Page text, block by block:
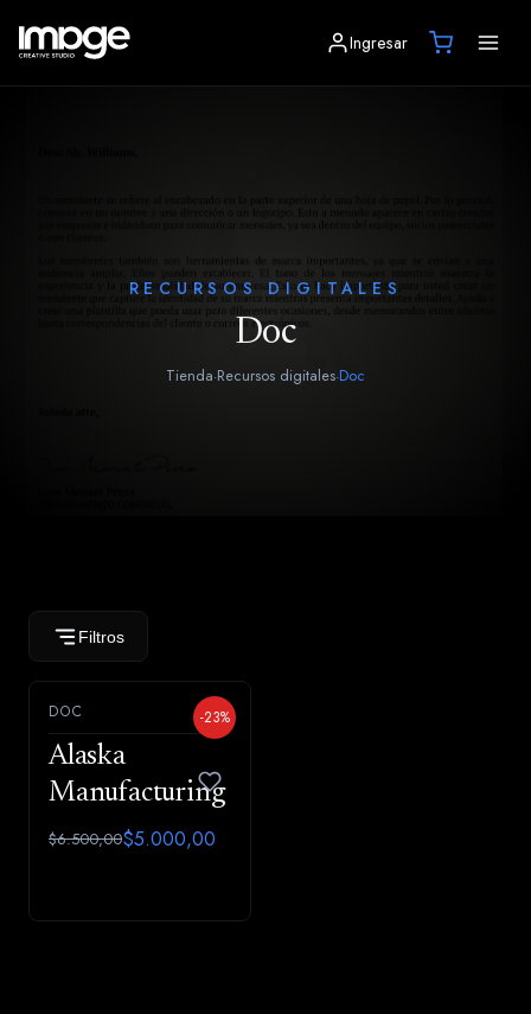
Ingresar
RECURSOS DIGITALES
Doc
Tienda·Recursos digitales·Doc
Filtros
-23%
DOC
Alaska
Manufacturing
$6.500,00$5.000,00